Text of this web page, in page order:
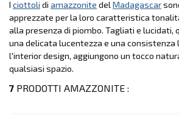
I ciottoli di amazzonite del Madagascar
apprezzate per la loro caratteristica
alla presenza di piombo. Tagliati e lucidati,
una delicata lucentezza e una consistenza
l'interior design, aggiungono un tocco
qualsiasi spazio.
7 PRODOTTI AMAZZONITE :